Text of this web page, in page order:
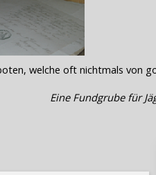
welche oft nichtmals von
Eine Fundgrube für